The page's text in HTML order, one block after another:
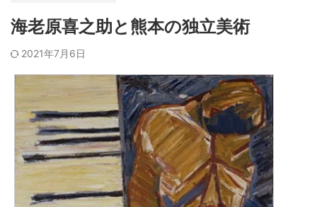
海老原喜之助と熊本の独立美術
2021年7月6日